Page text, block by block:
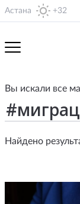
Астана +32
Вы искали все
Найдено